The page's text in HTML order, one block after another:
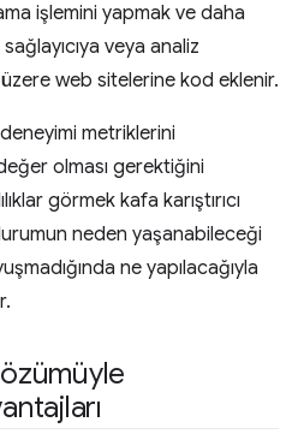
işlemini yapmak ve daha
veya analiz
web sitelerine kod eklenir.
metriklerini
olması gerektiğini
görmek kafa karıştırıcı
neden yaşanabileceği
ne yapılacağıyla